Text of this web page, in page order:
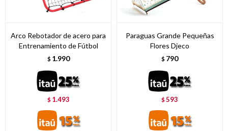
Arco Rebotador de acero para
Entrenamiento de Fútbol
$ 1.990
$ 1.493
Paraguas Grande Pequeñas
Flores Djeco
$ 790
$593